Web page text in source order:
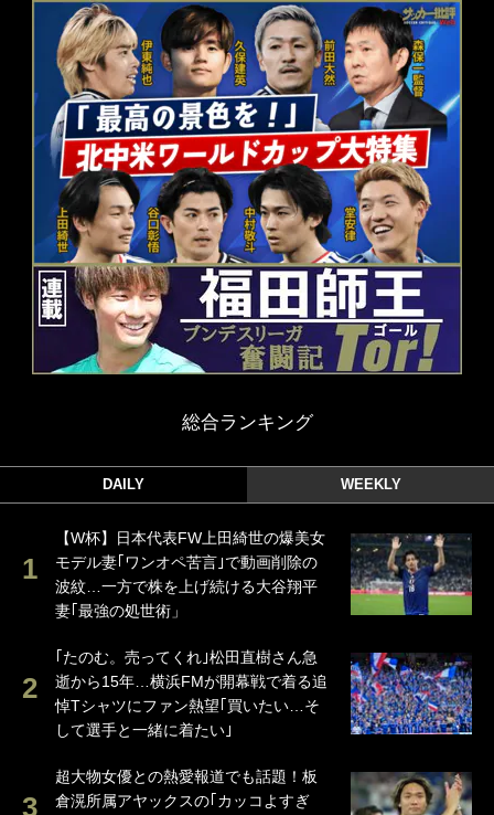
総合ランキング
DAILY WEEKLY
【W杯】日本代表FW上田綺世の爆美女
モデル妻｢ワンオペ苦言｣で動画削除の
波紋…一方で株を上げ続ける大谷翔平
妻｢最強の処世術」
｢たのむ。売ってくれ｣松田直樹さん急
逝から15年…横浜FMが開幕戦で着る追
悼Tシャツにファン熱望｢買いたい…そ
して選手と一緒に着たい｣
超大物女優との熱愛報道でも話題！板
倉滉所属アヤックスの｢カッコよすぎ